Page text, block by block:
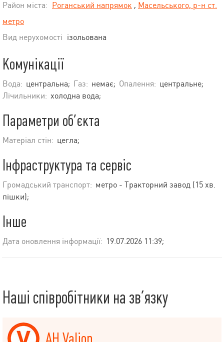
Район міста: Роганський напрямок , Масельського, р-н ст.
метро
Вид нерухомості ізольована
Комунікації
Вода: центральна; Газ: немає; Опалення: центральне;
Лічильники: холодна вода;
Параметри об’єкта
Матеріал стін: цегла;
Інфраструктура та сервіс
Громадський транспорт: метро - Тракторний завод (15 хв.
пішки);
Інше
Дата оновлення інформації: 19.07.2026 11:39;
Наші співробітники на зв’язку